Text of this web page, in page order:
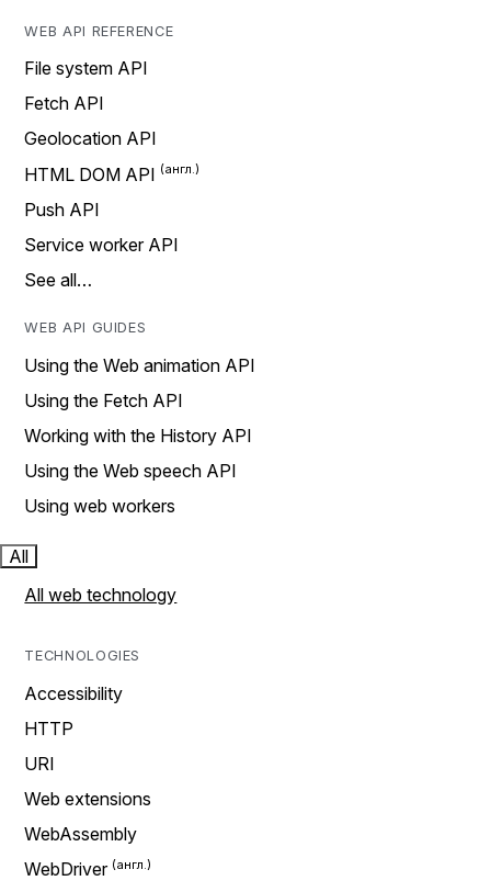
WEB API REFERENCE
File system API
Fetch API
Geolocation API
HTML DOM API
Push API
Service worker API
See all…
WEB API GUIDES
Using the Web animation API
Using the Fetch API
Working with the History API
Using the Web speech API
Using web workers
All
All web technology
TECHNOLOGIES
Accessibility
HTTP
URI
Web extensions
WebAssembly
WebDriver